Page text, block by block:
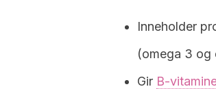
Inneholder
(omega 3 og
Gir B-